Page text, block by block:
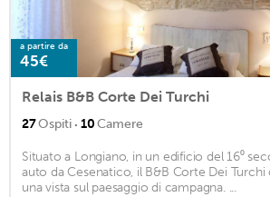
a partire da
45€
Relais B&B Corte Dei Turchi
27Ospiti · 10Camere
Situato a Longiano, in un edificio del 16⁰
auto da Cesenatico, il B&B Corte Dei
una vista sul paesaggio di campagna. ...